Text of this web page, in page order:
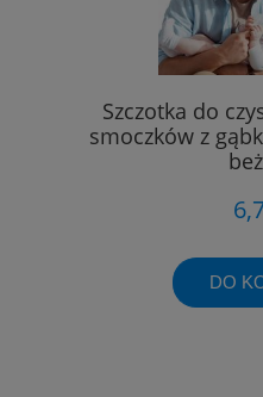
Szczotka do
smoczków z
DO